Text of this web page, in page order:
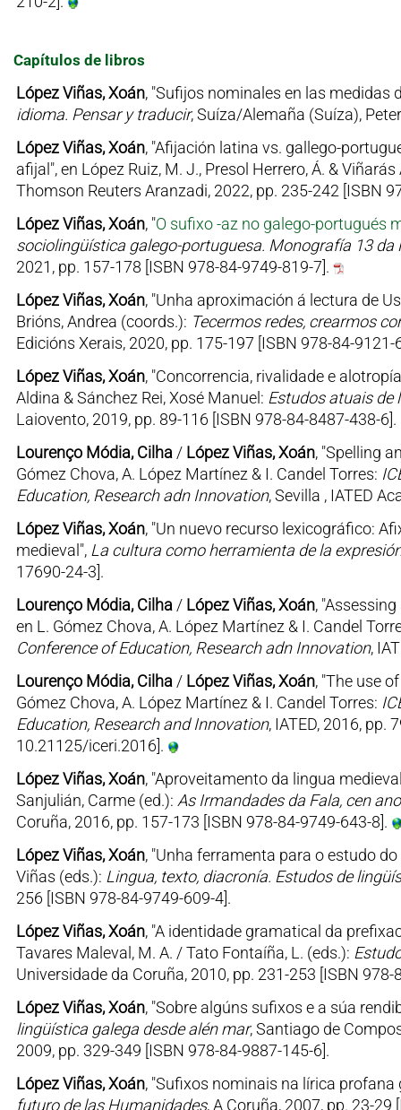
Capítulos de libros
López Viñas, Xoán, "Sufijos nominales en las medidas
idioma. Pensar y traducir, Suíza/Alemaña (Suíza),
López Viñas, Xoán, "Afijación latina vs. gallego-
afijal", en López Ruiz, M. J., Presol Herrero, Á. &
Thomson Reuters Aranzadi, 2022, pp. 235-242 [ISBN
López Viñas, Xoán, "O sufixo -az no galego-portugués
sociolingüística galego-portuguesa. Monografía 13 da
2021, pp. 157-178 [ISBN 978-84-9749-819-7].
López Viñas, Xoán, "Unha aproximación á lectura de
Brións, Andrea (coords.): Tecermos redes, crearmos
Edicións Xerais, 2020, pp. 175-197 [ISBN 978-84-9121-
López Viñas, Xoán, "Concorrencia, rivalidade e
Aldina & Sánchez Rei, Xosé Manuel: Estudos atuais de
Laiovento, 2019, pp. 89-116 [ISBN 978-84-8487-438-6].
Lourenço Módia, Cilha / López Viñas, Xoán, "Spelling
Gómez Chova, A. López Martínez & I. Candel Torres:
Education, Research adn Innovation, Sevilla , IATED
López Viñas, Xoán, "Un nuevo recurso lexicográfico:
medieval", La cultura como herramienta de la
17690-24-3].
Lourenço Módia, Cilha / López Viñas, Xoán,
en L. Gómez Chova, A. López Martínez & I. Candel
Conference of Education, Research adn Innovation,
Lourenço Módia, Cilha / López Viñas, Xoán, "The use
Gómez Chova, A. López Martínez & I. Candel Torres:
Education, Research and Innovation, IATED, 2016, pp.
10.21125/iceri.2016].
López Viñas, Xoán, "Aproveitamento da lingua
Sanjulián, Carme (ed.): As Irmandades da Fala, cen
Coruña, 2016, pp. 157-173 [ISBN 978-84-9749-643-8].
López Viñas, Xoán, "Unha ferramenta para o estudo do
Viñas (eds.): Lingua, texto, diacronía. Estudos de
256 [ISBN 978-84-9749-609-4].
López Viñas, Xoán, "A identidade gramatical da
Tavares Maleval, M. A. / Tato Fontaíña, L. (eds.):
Universidade da Coruña, 2010, pp. 231-253 [ISBN 978-
López Viñas, Xoán, "Sobre algúns sufixos e a súa
lingüística galega desde alén mar, Santiago de
2009, pp. 329-349 [ISBN 978-84-9887-145-6].
López Viñas, Xoán, "Sufixos nominais na lírica profana
futuro de las Humanidades, A Coruña, 2007, pp. 23-29